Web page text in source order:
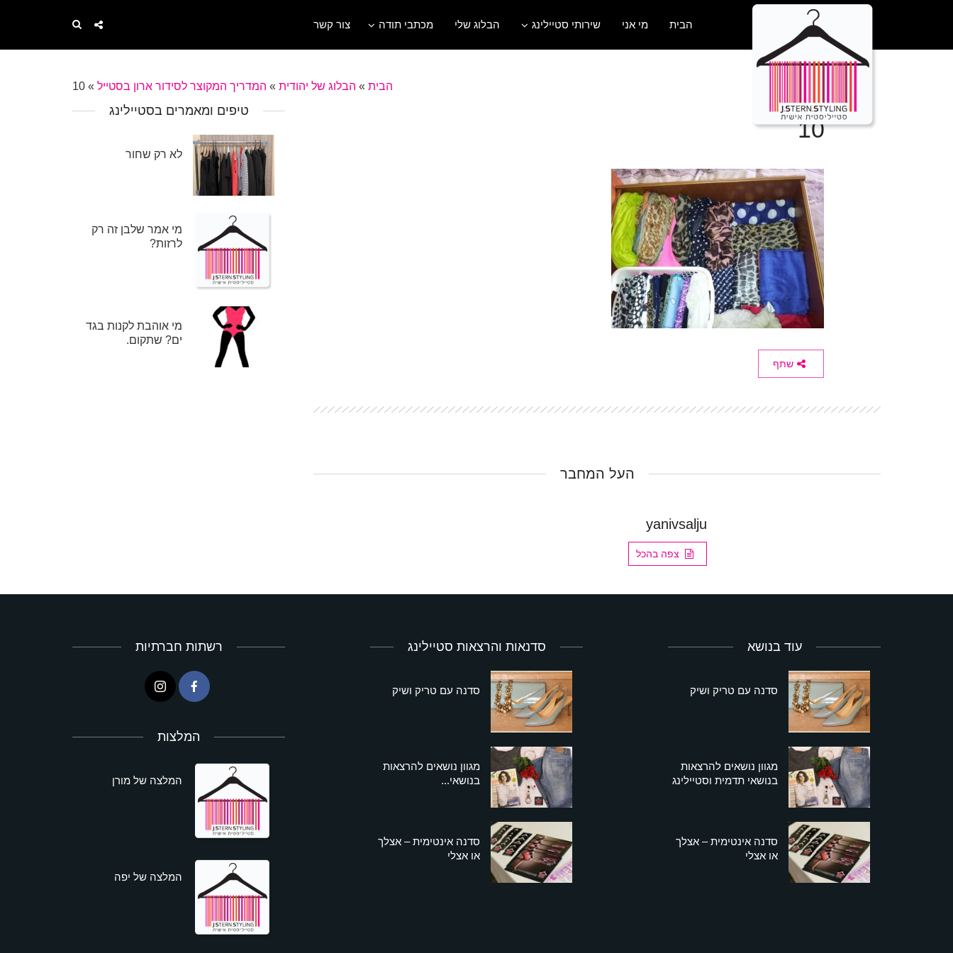
הבית מי אני שירותי סטיילינג הבלוג שלי מכתבי תודה צור קשר
הבית » הבלוג של יהודית » המדריך המקוצר לסידור ארון בסטייל »
10
טיפים ומאמרים בסטיילינג
לא רק שחור
מי אמר שלבן זה רק
לרזות?
מי אוהבת לקנות בגד
ים? שתקום.
10
שתף
העל המחבר
yanivsalju
צפה בהכל
עוד בנושא
סדנה עם טריק ושיק
מגוון נושאים להרצאות
בנושאי תדמית וסטיילינג
סדנה אינטימית – אצלך
או אצלי
סדנאות והרצאות סטיילינג
סדנה עם טריק ושיק
מגוון נושאים להרצאות
בנושאי...
סדנה אינטימית – אצלך
או אצלי
רשתות חברתיות
המלצות
המלצה של מורן
המלצה של יפה